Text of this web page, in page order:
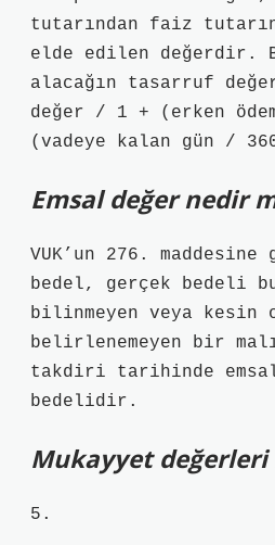
tutarından faiz
elde edilen değerdir.
alacağın tasarruf
değer / 1 + (erken
(vadeye kalan gün /
Emsal değer nedir
VUK’un 276. maddesine
bedel, gerçek bedeli
bilinmeyen veya kesin
belirlenemeyen bir
takdiri tarihinde
bedelidir.
Mukayyet
5.